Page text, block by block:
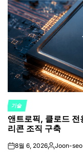
POSTED
IN
기술
앤트로픽, 클로드
리콘 조직 구축
on8월 6, 2026Posted
Joon-